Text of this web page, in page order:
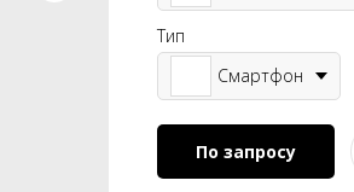
Тип
Смартфон
По запросу